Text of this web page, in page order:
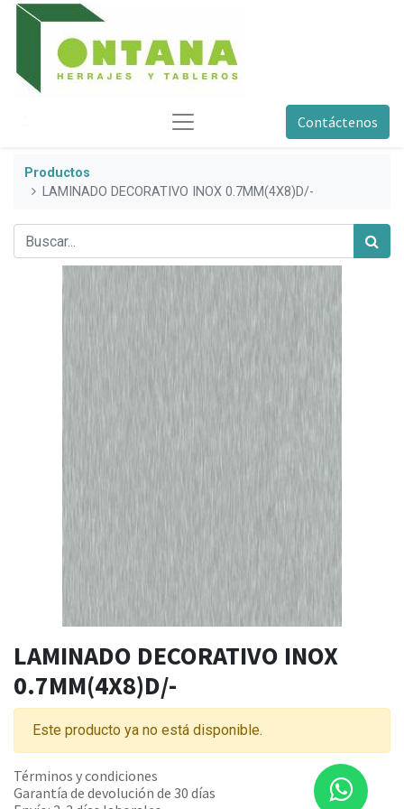
Contáctenos
Productos
LAMINADO DECORATIVO INOX 0.7MM(4X8)D/-
LAMINADO DECORATIVO INOX
0.7MM(4X8)D/-
Este producto ya no está disponible.
Términos y condiciones
Garantía de devolución de 30 días